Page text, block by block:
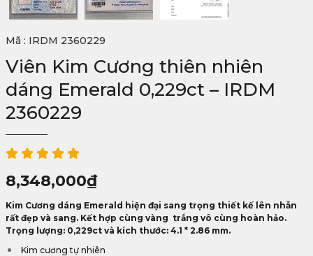
Mã : IRDM 2360229
Viên Kim Cương thiên nhiên
dáng Emerald 0,229ct – IRDM
2360229
8,348,000₫
Kim Cương dáng Emerald hiện đại sang trọng thiết kế lên nhẫn
rất đẹp và sang. Kết hợp cùng vàng trắng vô cùng hoàn hảo.
Trọng lượng: 0,229ct và kích thước: 4.1 * 2.86 mm.
Kim cương tự nhiên